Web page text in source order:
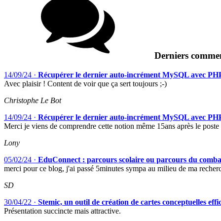
Derniers
14/09/24 · Récupérer le dernier auto-incrément MySQL avec
Avec plaisir ! Content de voir que ça sert toujours ;-)
Christophe Le Bot
14/09/24 · Récupérer le dernier auto-incrément MySQL avec
Merci je viens de comprendre cette notion même 15ans après le poste
Lony
05/02/24 · EduConnect : parcours scolaire ou parcours du
merci pour ce blog, j'ai passé 5minutes sympa au milieu de ma
SD
30/04/22 · Stemic, un outil de création de cartes conceptuelles
Présentation succincte mais attractive.